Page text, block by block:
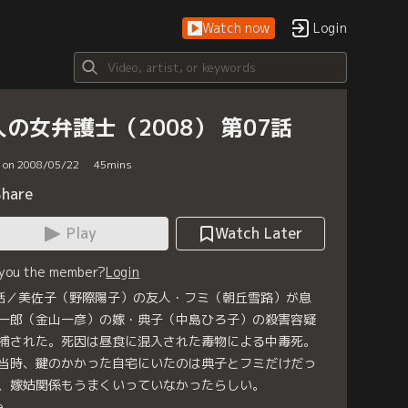
Watch now Login
の女弁護士（2008） 第07話
2008/05/22 45mins
Play
Watch Later
the member?Login
／美佐子（野際陽子）の友人・フミ（朝丘雪路）が息
郎（金山一彦）の嫁・典子（中島ひろ子）の殺害容疑
された。死因は昼食に混入された毒物による中毒死。
時、鍵のかかった自宅にいたのは典子とフミだけだっ
嫁姑関係もうまくいっていなかったらしい。